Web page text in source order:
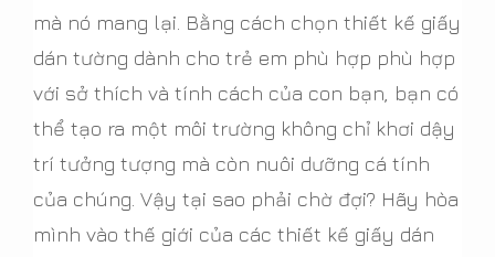
mà nó mang lại. Bằng cách chọn thiết kế giấy
dán tường dành cho trẻ em phù hợp phù hợp
với sở thích và tính cách của con bạn, bạn có
thể tạo ra một môi trường không chỉ khơi dậy
trí tưởng tượng mà còn nuôi dưỡng cá tính
của chúng. Vậy tại sao phải chờ đợi? Hãy hòa
mình vào thế giới của các thiết kế giấy dán